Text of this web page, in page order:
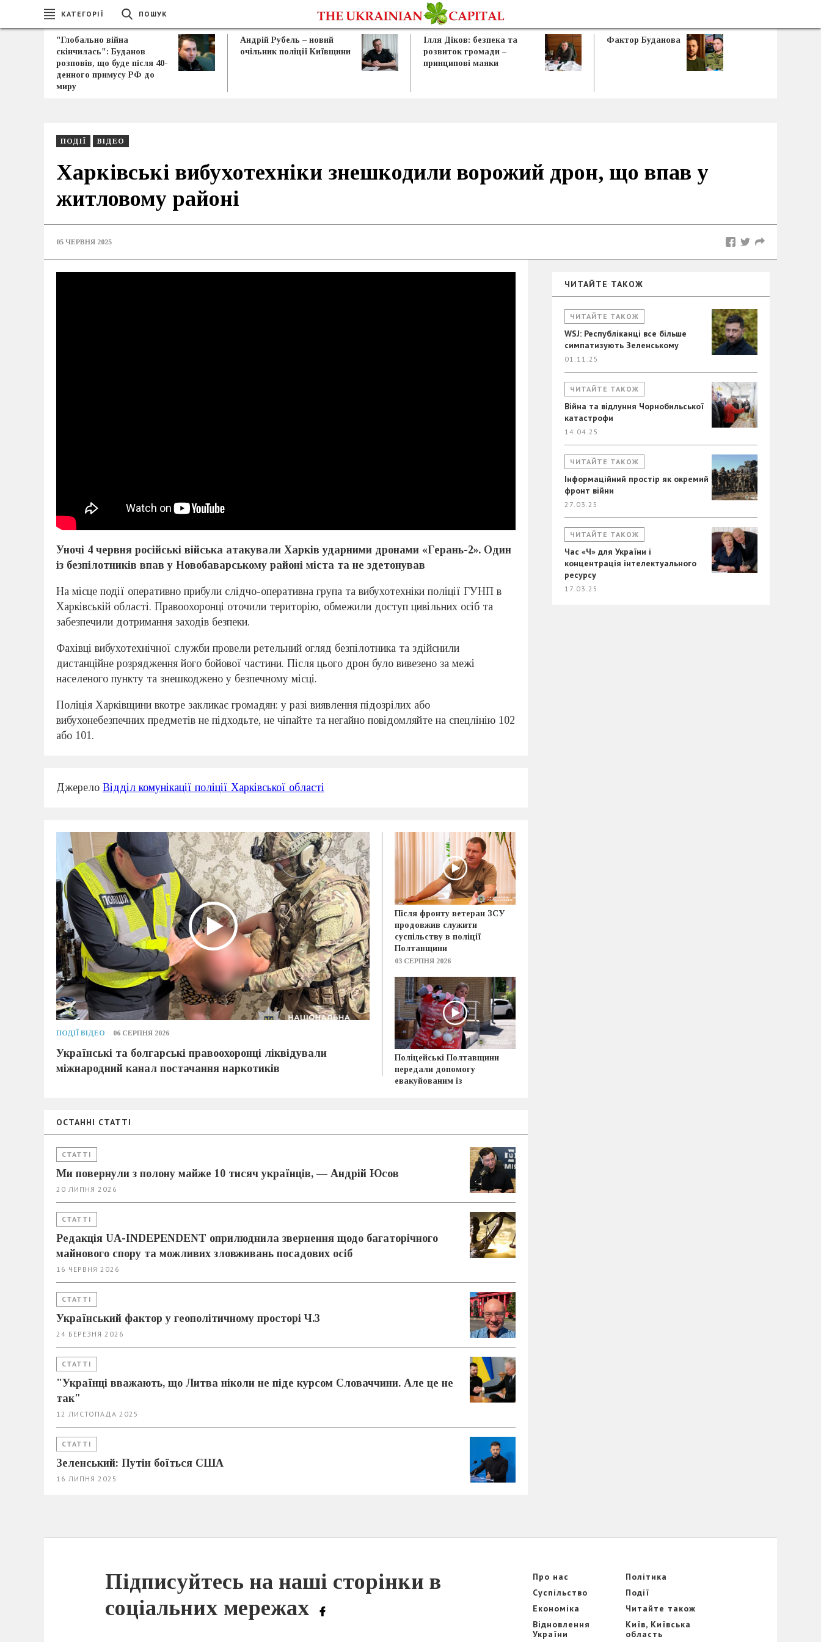
КАТЕГОРІЇ ПОШУК
"Глобально війна
скінчилась": Буданов
розповів, що буде після 40-
денного примусу РФ до
миру
Андрій Рубель – новий
очільник поліції Київщини
Ілля Діков: безпека та
розвиток громади –
принципові маяки
Фактор Буданова
ПОДІЇ ВІДЕО
Харківські вибухотехніки знешкодили ворожий дрон, що впав у
житловому районі
05 ЧЕРВНЯ 2025
Уночі 4 червня російські війська атакували Харків ударними дронами «Герань-2». Один
із безпілотників впав у Новобаварському районі міста та не здетонував
На місце події оперативно прибули слідчо-оперативна група та вибухотехніки поліції ГУНП в
Харківській області. Правоохоронці оточили територію, обмежили доступ цивільних осіб та
забезпечили дотримання заходів безпеки.
Фахівці вибухотехнічної служби провели ретельний огляд безпілотника та здійснили
дистанційне розрядження його бойової частини. Після цього дрон було вивезено за межі
населеного пункту та знешкоджено у безпечному місці.
Поліція Харківщини вкотре закликає громадян: у разі виявлення підозрілих або
вибухонебезпечних предметів не підходьте, не чіпайте та негайно повідомляйте на спецлінію 102
або 101.
Джерело Відділ комунікації поліції Харківської області
ПОДІЇ ВІДЕО 06 СЕРПНЯ 2026
Українські та болгарські правоохоронці ліквідували
міжнародний канал постачання наркотиків
Після фронту ветеран ЗСУ
продовжив служити
суспільству в поліції
Полтавщини
03 СЕРПНЯ 2026
Поліцейські Полтавщини
передали допомогу
евакуйованим із
Під виглядом навчання
інвестиціям шахраї ошукали
українців на понад мільйон
розслідування розкрадання
дизеля для військової
20 ЛИПНЯ 2026
ОСТАННІ СТАТТІ
СТАТТІ
Ми повернули з полону майже 10 тисяч українців, — Андрій Юсов
20 ЛИПНЯ 2026
СТАТТІ
Редакція UA-INDEPENDENT оприлюднила звернення щодо багаторічного
майнового спору та можливих зловживань посадових осіб
16 ЧЕРВНЯ 2026
СТАТТІ
Український фактор у геополітичному просторі Ч.3
24 БЕРЕЗНЯ 2026
СТАТТІ
"Українці вважають, що Литва ніколи не піде курсом Словаччини. Але це не
так"
12 ЛИСТОПАДА 2025
СТАТТІ
Зеленський: Путін боїться США
16 ЛИПНЯ 2025
ЧИТАЙТЕ ТАКОЖ
ЧИТАЙТЕ ТАКОЖ
WSJ: Республіканці все більше
симпатизують Зеленському
01.11.25
ЧИТАЙТЕ ТАКОЖ
Війна та відлуння Чорнобильської
катастрофи
14.04.25
ЧИТАЙТЕ ТАКОЖ
Інформаційний простір як окремий
фронт війни
27.03.25
ЧИТАЙТЕ ТАКОЖ
Час «Ч» для України і
концентрація інтелектуального
ресурсу
17.03.25
Підписуйтесь на наші сторінки в
соціальних мережах
Про нас
Політика
Суспільство
Події
Економіка
Читайте також
Відновлення
України
Київ, Київська
область